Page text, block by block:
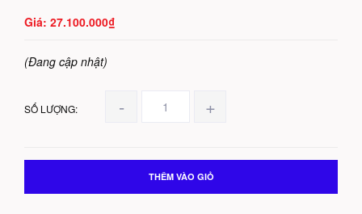
27.100.000₫
(Đang cập nhật)
SỐ LƯỢNG: - +
THÊM VÀO GIỎ